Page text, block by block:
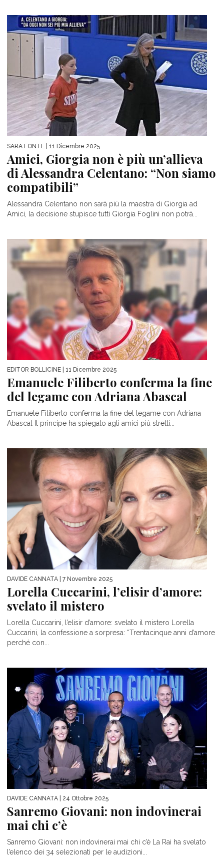
SARA FONTE | 11 Dicembre 2025
Amici, Giorgia non è più un’allieva
di Alessandra Celentano: “Non siamo
compatibili”
Alessandra Celentano non sarà più la maestra di Giorgia ad
Amici, la decisione stupisce tutti Giorgia Foglini non potrà...
EDITOR BOLLICINE | 11 Dicembre 2025
Emanuele Filiberto conferma la fine
del legame con Adriana Abascal
Emanuele Filiberto conferma la fine del legame con Adriana
Abascal Il principe ha spiegato agli amici più stretti...
DAVIDE CANNATA | 7 Novembre 2025
Lorella Cuccarini, l’elisir d’amore:
svelato il mistero
Lorella Cuccarini, l’elisir d’amore: svelato il mistero Lorella
Cuccarini, la confessione a sorpresa: “Trentacinque anni d’amore
perché con...
DAVIDE CANNATA | 24 Ottobre 2025
Sanremo Giovani: non indovinerai
mai chi c’è
Sanremo Giovani: non indovinerai mai chi c’è La Rai ha svelato
l’elenco dei 34 selezionati per le audizioni...